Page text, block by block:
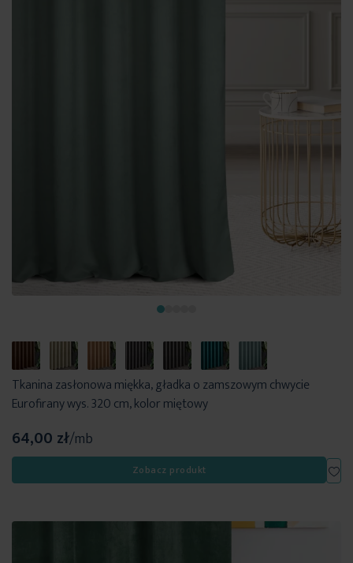
Tkanina zasłonowa miękka, gładka o zamszowym chwycie
Eurofirany wys. 320 cm, kolor miętowy
64,00 zł/mb
Zobacz produkt